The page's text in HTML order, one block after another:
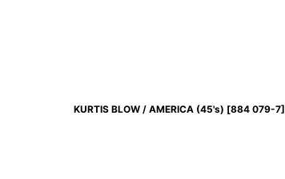
KURTIS BLOW / AMERICA (45's) [884 079-7]